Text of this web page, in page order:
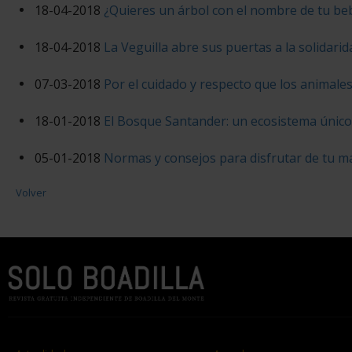
18-04-2018 ¿Quieres un árbol con el nombre de tu
18-04-2018 La Veguilla abre sus puertas a la
07-03-2018 Por el cuidado y respecto que los
18-01-2018 El Bosque Santander: un ecosistema único
05-01-2018 Normas y consejos para disfrutar de tu
Volver